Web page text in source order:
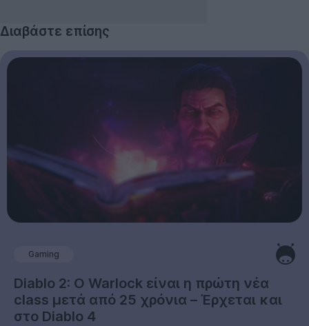
Διαβάστε επίσης
Gaming
Diablo 2: Ο Warlock είναι η πρώτη νέα
class μετά από 25 χρόνια – Έρχεται και
στο Diablo 4